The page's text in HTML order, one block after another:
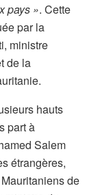
pays ». Cette
par la
ministre
de la
hauts
part à
Salem
étrangères,
de